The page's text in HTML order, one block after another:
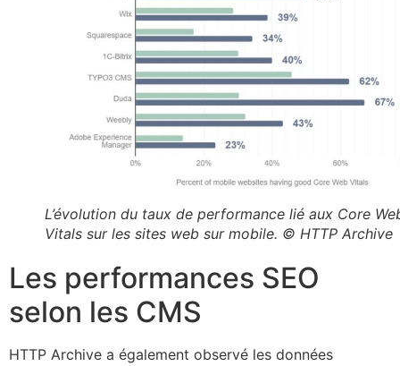
L’évolution du taux de performance lié aux Core
Vitals sur les sites web sur mobile. © HTTP Archive
Les performances SEO
selon les CMS
HTTP Archive a également observé les données